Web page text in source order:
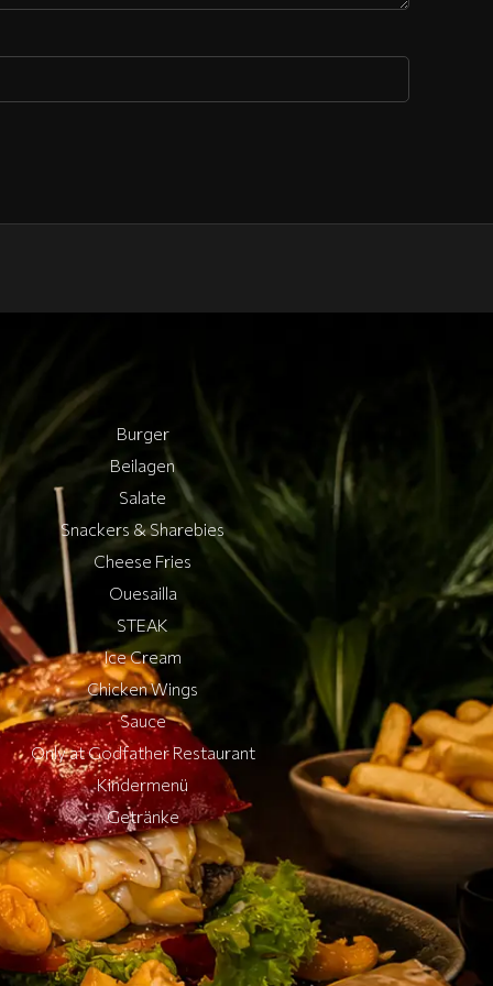
Burger
Beilagen
Salate
Snackers & Sharebies
Cheese Fries
Quesailla
STEAK
Ice Cream
Chicken Wings
Sauce
Only at Godfather Restaurant
Kindermenü
Getränke